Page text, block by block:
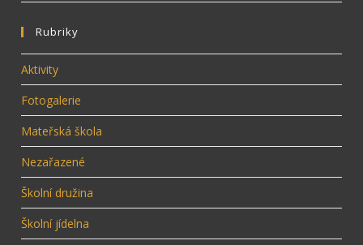
Rubriky
Aktivity
Fotogalerie
Mateřská škola
Nezařazené
Školní družina
Školní jídelna